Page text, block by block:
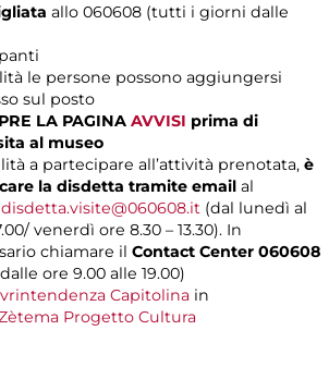
allo 060608 (tutti i giorni dalle
le persone possono aggiungersi
sul posto
LA PAGINA AVVISI prima di
al museo
a partecipare all’attività prenotata, è
la disdetta tramite email al
disdetta.visite@060608.it (dal lunedì al
venerdì ore 8.30 – 13.30). In
chiamare il Contact Center 060608
ore 9.00 alle 19.00)
Capitolina in
Progetto Cultura